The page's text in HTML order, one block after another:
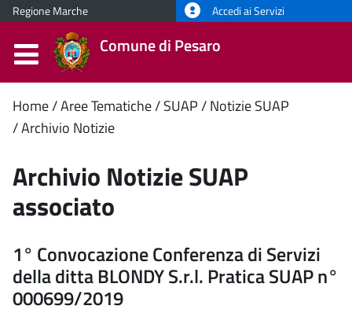
Regione Marche Accedi ai Servizi
Comune di Pesaro
Contenuto
Home Aree Tematiche SUAP
Notizie SUAP
Archivio Notizie
Archivio Notizie SUAP
associato
1° Convocazione Conferenza di Servizi
della ditta BLONDY S.r.l. Pratica SUAP n°
000699/2019